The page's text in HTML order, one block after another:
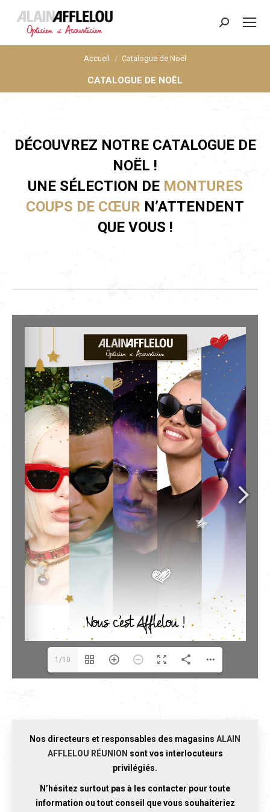
Search:
Accueil Catalogue de Noël
CATALOGUE DE NOËL
DÉCOUVREZ NOTRE CATALOGUE DE
NOËL !
UNE SÉLECTION DEMONTURES
COUPS DE CŒUR N’ATTENDENT
QUE VOUS !
1/10
Nos directeurs et responsables des magasins ALAIN
AFFLELOU RÉUNION sont vos interlocuteurs
privilégiés.
N’hésitez surtout pas à les contacter pour toute
information ou tout conseil que vous souhaiteriez